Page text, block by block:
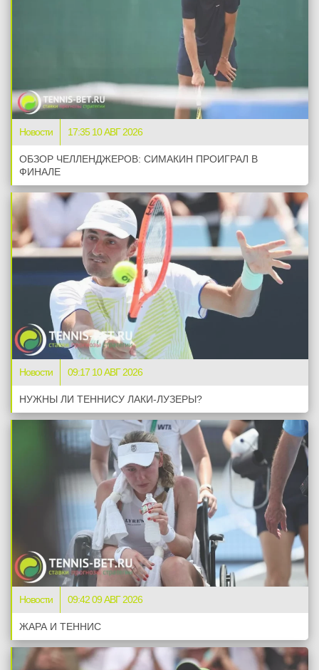
Новости 17:35 10 АВГ 2026
ОБЗОР ЧЕЛЛЕНДЖЕРОВ: СИМАКИН ПРОИГРАЛ В
ФИНАЛЕ
Новости 09:17 10 АВГ 2026
НУЖНЫ ЛИ ТЕННИСУ ЛАКИ-ЛУЗЕРЫ?
Новости 09:42 09 АВГ 2026
ЖАРА И ТЕННИС